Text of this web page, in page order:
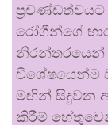
රෝගීන්ගේ
නිරන්තරයෙන්
විශේෂයෙන්ම
මඟින් සිදුවන
කිරීම්